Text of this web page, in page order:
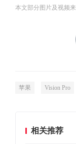
本文部分图片及视频
苹果 Vision Pro
相关推荐